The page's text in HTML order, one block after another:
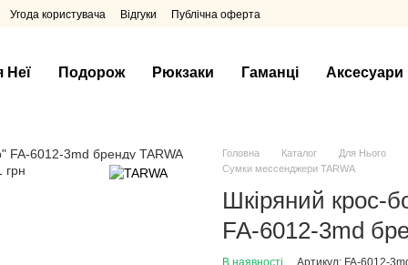
Угода користувача Відгуки Публічна оферта
Неї Подорож Рюкзаки Гаманці Аксесуари
Головна Каталог
Для Нього
Сумки мессенджери TARWA
Шкіряний крос-
FA-6012-3md
В наявності Артикул: FA-6012-